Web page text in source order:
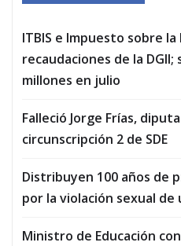
ITBIS e Impuesto sobre
recaudaciones de la DGII;
millones en julio
Falleció Jorge Frías,
circunscripción 2 de SDE
Distribuyen 100 años de
por la violación sexual de
Ministro de Educación